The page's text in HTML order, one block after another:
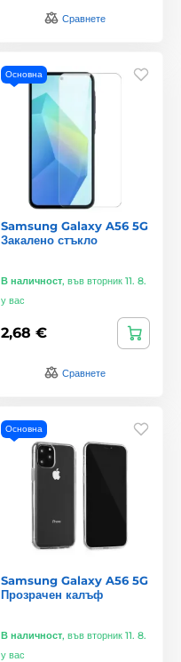
Сравнете
Основна
Samsung Galaxy A56 5G
Закалено стъкло
В наличност, във вторник 11. 8.
у вас
2,68 €
Сравнете
Основна
Samsung Galaxy A56 5G
Прозрачен калъф
В наличност, във вторник 11. 8.
у вас